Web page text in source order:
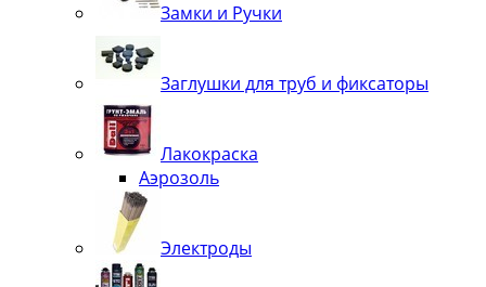
Замки и Ручки
Заглушки для труб и фиксаторы
Лакокраска
Аэрозоль
Электроды